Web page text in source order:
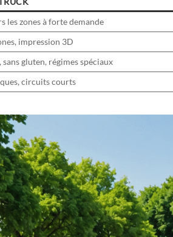
les zones à forte demande
impression 3D
sans gluten, régimes spéciaux
circuits courts